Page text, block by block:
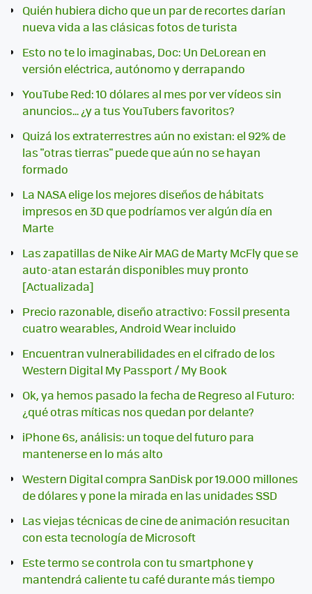
Quién hubiera dicho que un par de recortes darían
nueva vida a las clásicas fotos de turista
Esto no te lo imaginabas, Doc: Un DeLorean en
versión eléctrica, autónomo y derrapando
YouTube Red: 10 dólares al mes por ver vídeos sin
anuncios... ¿y a tus YouTubers favoritos?
Quizá los extraterrestres aún no existan: el 92% de
las "otras tierras" puede que aún no se hayan
formado
La NASA elige los mejores diseños de hábitats
impresos en 3D que podríamos ver algún día en
Marte
Las zapatillas de Nike Air MAG de Marty McFly que se
auto-atan estarán disponibles muy pronto
[Actualizada]
Precio razonable, diseño atractivo: Fossil presenta
cuatro wearables, Android Wear incluido
Encuentran vulnerabilidades en el cifrado de los
Western Digital My Passport / My Book
Ok, ya hemos pasado la fecha de Regreso al Futuro:
¿qué otras míticas nos quedan por delante?
iPhone 6s, análisis: un toque del futuro para
mantenerse en lo más alto
Western Digital compra SanDisk por 19.000 millones
de dólares y pone la mirada en las unidades SSD
Las viejas técnicas de cine de animación resucitan
con esta tecnología de Microsoft
Este termo se controla con tu smartphone y
mantendrá caliente tu café durante más tiempo